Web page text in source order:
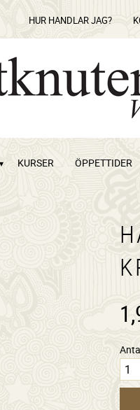
HUR HANDLAR JAG?
KURSER ÖPPETTIDER